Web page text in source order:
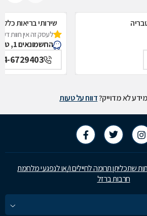
שירותי בריאות
לעסק זה אין חוות
החשמונאים 1, טבריה
6729403
לא מדוייק?דווח על טעות
שתכליתן תרומה לחיילים ו/או לנפגעי מלחמת
חרבות ברזל